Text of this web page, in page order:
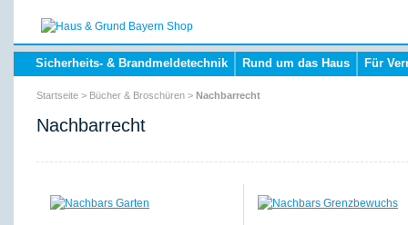
Sicherheits- & Brandmeldetechnik Rund um das Haus Für
Startseite > Bücher & Broschüren > Nachbarrecht
Nachbarrecht